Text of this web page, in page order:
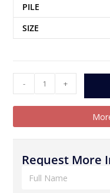
PILE
SIZE
- +
Request More